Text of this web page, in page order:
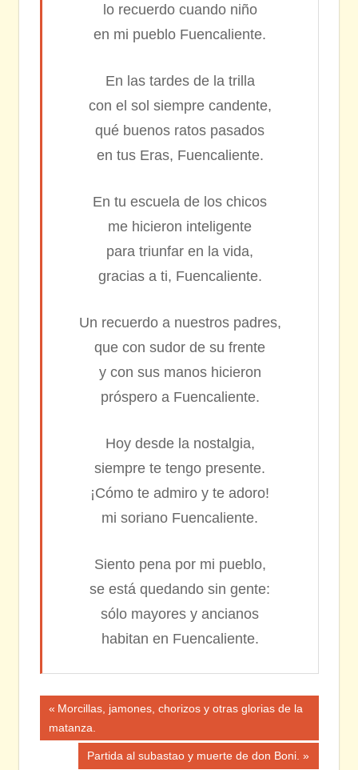
lo recuerdo cuando niño
en mi pueblo Fuencaliente.
En las tardes de la trilla
con el sol siempre candente,
qué buenos ratos pasados
en tus Eras, Fuencaliente.
En tu escuela de los chicos
me hicieron inteligente
para triunfar en la vida,
gracias a ti, Fuencaliente.
Un recuerdo a nuestros padres,
que con sudor de su frente
y con sus manos hicieron
próspero a Fuencaliente.
Hoy desde la nostalgia,
siempre te tengo presente.
¡Cómo te admiro y te adoro!
mi soriano Fuencaliente.
Siento pena por mi pueblo,
se está quedando sin gente:
sólo mayores y ancianos
habitan en Fuencaliente.
Navegación
de
Entrada
anterior:
Morcillas, jamones, chorizos y otras glorias de la
matanza.
Siguiente
Partida al subastao y muerte de don Boni.